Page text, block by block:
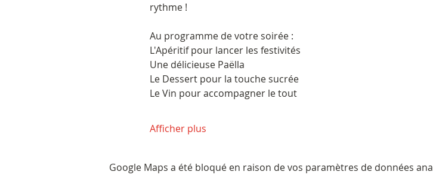
rythme !
Au programme de votre soirée :
L'Apéritif pour lancer les festivités
Une délicieuse Paëlla
Le Dessert pour la touche sucrée
Le Vin pour accompagner le tout
Afficher plus
Google Maps a été bloqué en raison de vos paramètres de données